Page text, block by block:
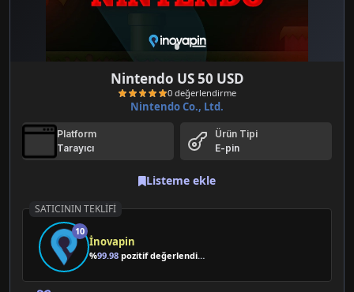
Nintendo US 50 USD
Nintendo Co., Ltd.
Platform
Tarayıcı
Ürün Tipi
E-pin
Listeme ekle
SATICININ TEKLIFI
10
İnovapin
%99.98 pozitif değerlendirme